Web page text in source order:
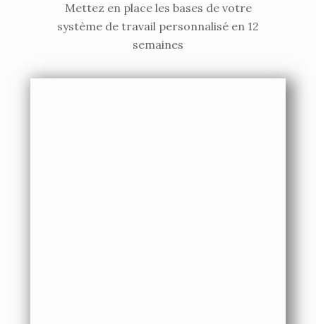
Mettez en place les bases de votre
système de travail personnalisé en 12
semaines